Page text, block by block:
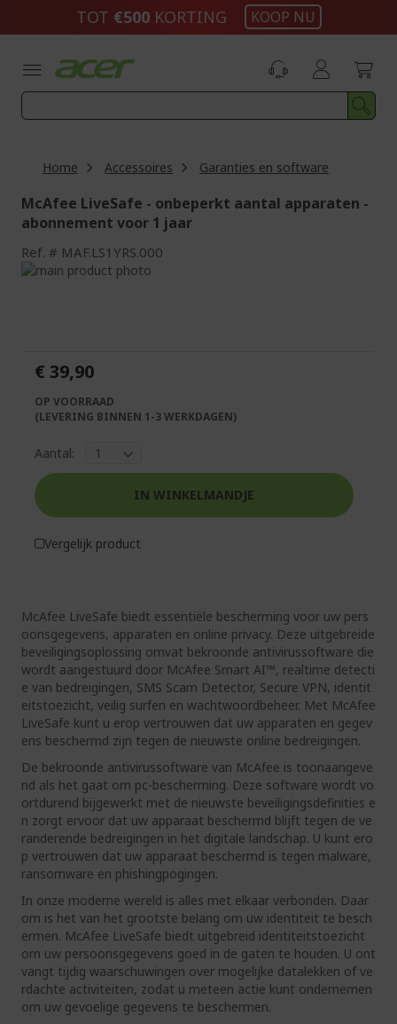
inhoud
TOT €500KORTING KOOP NU
Home Accessoires Garanties en software
McAfee LiveSafe - onbeperkt aantal apparaten -
abonnement voor 1 jaar
Ref. MAF.LS1YRS.000
Ga
afbeeldingen-
gallerij
afbeeldingen-
gallerij
McAfee LiveSafe biedt essentiële bescherming voor uw pers
oonsgegevens, apparaten en online privacy. Deze uitgebreide
beveiligingsoplossing omvat bekroonde antivirussoftware die
wordt aangestuurd door McAfee Smart AI™, realtime detecti
e van bedreigingen, SMS Scam Detector, Secure VPN, identit
eitstoezicht, veilig surfen en wachtwoordbeheer. Met McAfee
LiveSafe kunt u erop vertrouwen dat uw apparaten en gegev
ens beschermd zijn tegen de nieuwste online bedreigingen.
De bekroonde antivirussoftware van McAfee is toonaangeve
nd als het gaat om pc-bescherming. Deze software wordt vo
ortdurend bijgewerkt met de nieuwste beveiligingsdefinities e
n zorgt ervoor dat uw apparaat beschermd blijft tegen de ve
randerende bedreigingen in het digitale landschap. U kunt ero
p vertrouwen dat uw apparaat beschermd is tegen malware,
ransomware en phishingpogingen.
In onze moderne wereld is alles met elkaar verbonden. Daar
om is het van het grootste belang om uw identiteit te besch
ermen. McAfee LiveSafe biedt uitgebreid identiteitstoezicht
om uw persoonsgegevens goed in de gaten te houden. U ont
vangt tijdig waarschuwingen over mogelijke datalekken of ve
rdachte activiteiten, zodat u meteen actie kunt ondernemen
om uw gevoelige gegevens te beschermen.
€ 39,90
OP VOORRAAD
(LEVERING BINNEN 1-3 WERKDAGEN)
Aantal:
IN WINKELMANDJE
Vergelijk product